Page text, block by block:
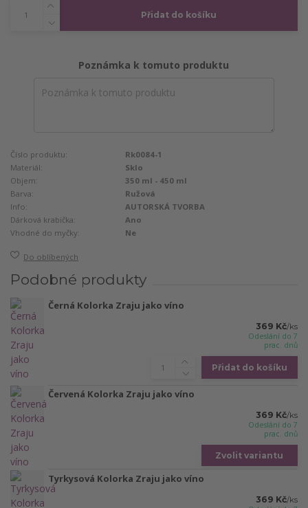
Přidat do košíku
Poznámka k tomuto produktu
Číslo produktu:
Rk0084-1
Materiál:
Sklo
Objem:
350 ml - 450 ml
Barva:
Ružová
Info:
AUTORSKÁ TVORBA
Dárková krabička:
Ano
Vhodné do myčky:
Ne
Do oblíbených
Podobné produkty
Černá Kolorka Zraju jako víno
369 Kč/ks
Odeslání do 7
prac. dnů
Přidat do košíku
Červená Kolorka Zraju jako víno
369 Kč/ks
Odeslání do 7
prac. dnů
Zvolit variantu
Tyrkysová Kolorka Zraju jako víno
369 Kč/ks